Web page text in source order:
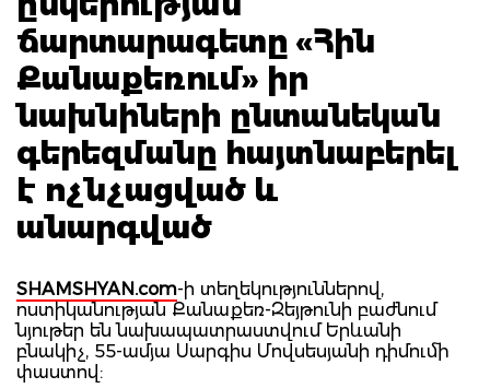
ճարտարագետը «Հին
Քանաքեռում» իր
նախնիների ընտանեկան
գերեզմանը հայտնաբերել
է ոչնչացված և
անարգված
SHAMSHYAN.com-ի տեղեկություններով,
ոստիկանության Քանաքեռ-Զեյթունի բաժնում
նյութեր են նախապատրաստվում Երևանի
բնակիչ, 55-ամյա Սարգիս Մովսեսյանի դիմումի
փաստով: